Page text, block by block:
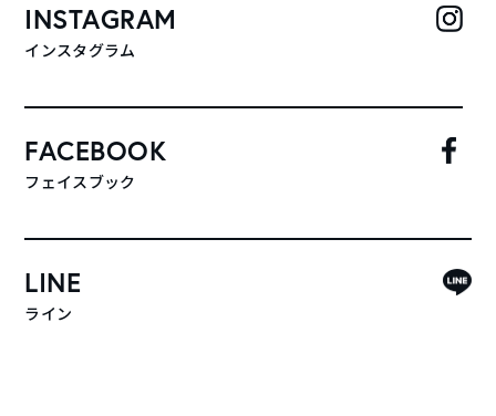
INSTAGRAM
インスタグラム
FACEBOOK
フェイスブック
LINE
ライン